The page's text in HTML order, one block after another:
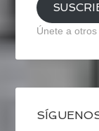
Únete a